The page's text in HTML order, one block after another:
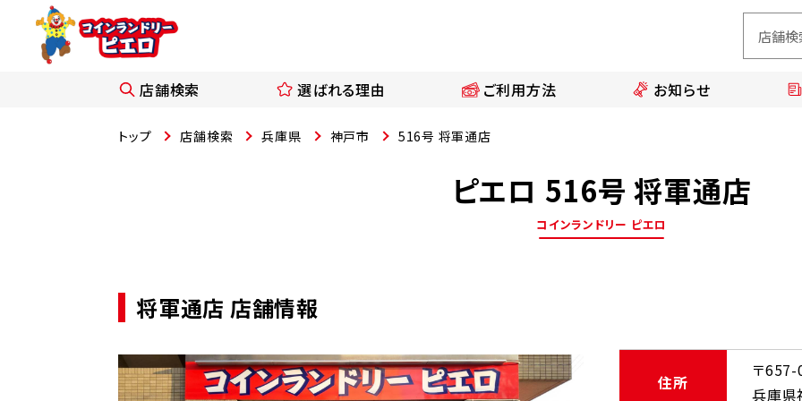
店舗検索 選ばれる理由 ご利用方法 お知らせ
トップ 店舗検索 兵庫県 神戸市 516号 将軍通店
ピエロ 516号 将軍通店
コインランドリー ピエロ
将軍通店 店舗情報
住所
〒
兵庫